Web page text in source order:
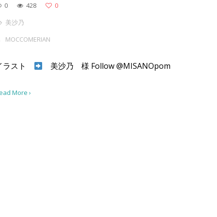
0 428
0
美沙乃
MOCCOMERIAN
ラスト 美沙乃 様 Follow @MISANOpom
More ›